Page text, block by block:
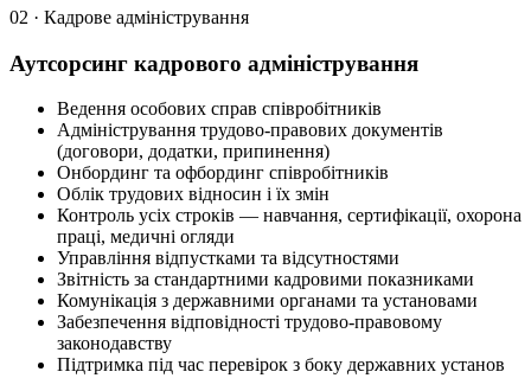
02 · Кадрове адміністрування
Аутсорсинг кадрового адміністрування
Ведення особових справ співробітників
Адміністрування трудово-правових документів
(договори, додатки, припинення)
Онбординг та офбординг співробітників
Облік трудових відносин і їх змін
Контроль усіх строків — навчання, сертифікації, охорона
праці, медичні огляди
Управління відпустками та відсутностями
Звітність за стандартними кадровими показниками
Комунікація з державними органами та установами
Забезпечення відповідності трудово-правовому
законодавству
Підтримка під час перевірок з боку державних установ